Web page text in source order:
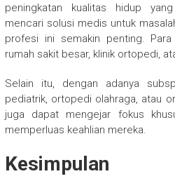
peningkatan kualitas hidup
mencari solusi medis untuk
profesi ini semakin penting.
rumah sakit besar, klinik ortopedi,
Selain itu, dengan adanya
pediatrik, ortopedi olahraga, atau
juga dapat mengejar fokus
memperluas keahlian mereka.
Kesimpulan